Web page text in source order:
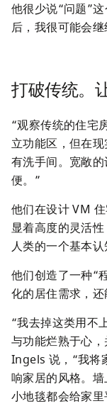
他很少说“问题”
后，我很可能会
打破传统。
“观察传统的住宅
立功能区，但在
有洗手间。宽敞
便。”
他们在设计 VM
显着高度的灵活
人类的一个基本认
他们创造了一种“
化的居住需求，还
“我去掉这类用不
与功能烂熟于心
Ingels 说，“我将
响家居的风格。
小地毯都会给家